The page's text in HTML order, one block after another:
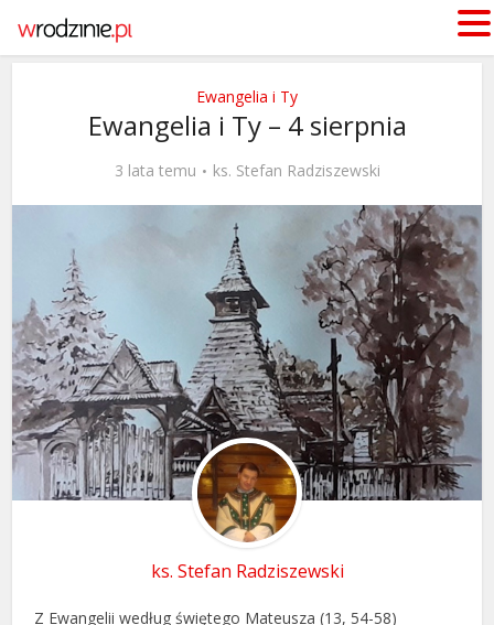
Ewangelia i Ty
Ewangelia i Ty – 4 sierpnia
3 lata temu ks. Stefan Radziszewski
ks. Stefan Radziszewski
Z Ewangelii według świętego Mateusza (13, 54-58)